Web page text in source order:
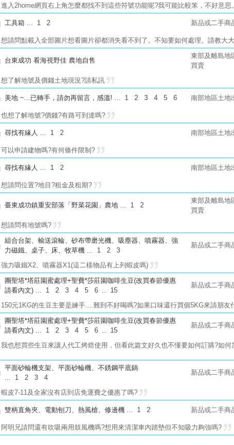
進入2home網頁右上角怎麼都找不到這些符號功能呢?我可能比較笨，不好意思
工具箱 1 2 新品或二手商
想請問點載入全部圖片想看圖片卻都消失看不到了。不知要如何處理。請教大
台東成功 看海視野佳 農地自售
東部及離島地
買賣
想了解地號及價錢土地現況?請私訊
美地 ~...已轉手，請勿再留言，感溫! 1 2 3 4 5 6 南部地區土地
也想了解地號?價錢?有路可到達嗎?
尋找有緣人 1 2 南部地區土地
可以申請建物嗎?有何條件限制?
尋找有緣人 1 2 南部地區土地
想請問位置?地目?租金及租期?
臺東成功鎮重安部落「野菜花園」農地 1 2
東部及離島地
買賣
想請問有地號嗎?
組合台架、輸送滾輪、砂布帶磨光機、吸塵器、噴霧器、強
力磁鐵、桌子、床、牧草機
1 2 3
新品或二手商
強力吸鐵X2、噴霧器X1(這二樣物品有上列蝦皮嗎)
團聖塔*塔莊園蜜處理+聖費*莎莊園咖啡生豆(改買春節優惠
請看內文)
1 2 3 4 5 6 15
新品或二手商
150元1KG的生豆主要是練手....難到不好喝嗎?如果口味還行買個5KG來請朋友
團聖塔*塔莊園蜜處理+聖費*莎莊園咖啡生豆(改買春節優惠
請看內文)
1 2 3 4 5 6 15
新品或二手商
我也想買些生豆來讓人代工烤焙使用，但看此篇文好久也不懂要如何訂購?如何
平面砂輪機支架、平面砂輪機、不銹鋼平底鍋
1 2 3 4
新品或二手商
蝦皮7-11及全家沒有店到店免運費之優惠了嗎?
雙柄直角夾、電動刨刀、熱風槍、修邊機 1 2 新品或二手商
阿明兄請問還有吹吸兩用鼓風機嗎?想用來清潔車內踏墊但不知吸力夠強嗎?